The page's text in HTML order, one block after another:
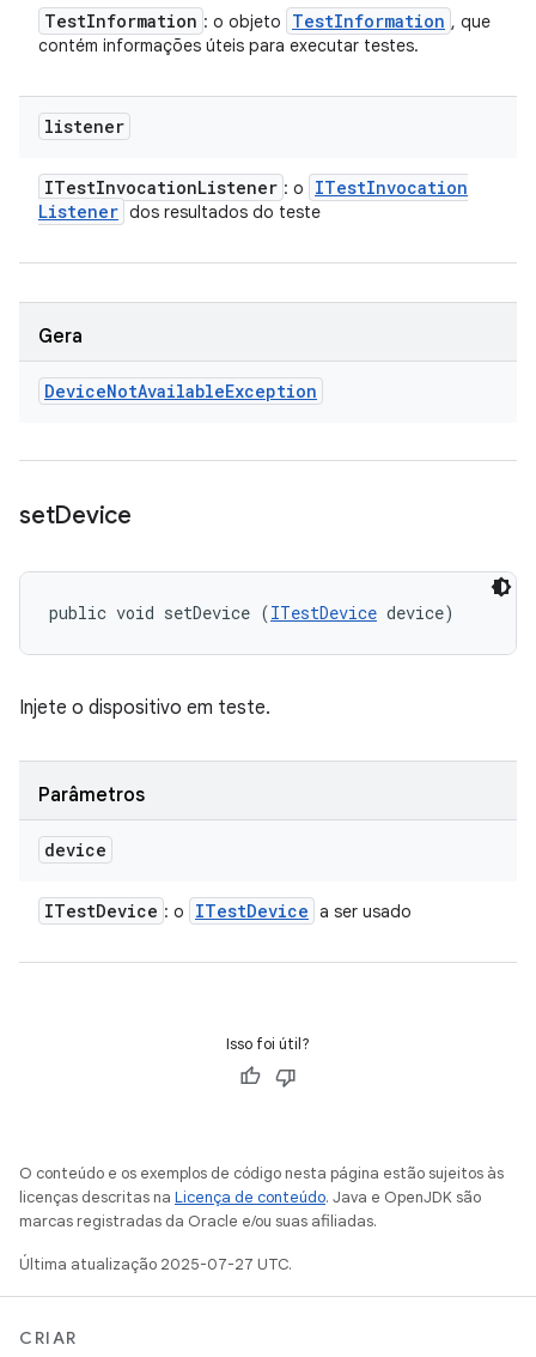
TestInformation : o objeto TestInformation , que
contém informações úteis para executar testes.
listener
ITestInvocationListener : o ITestInvocation
Listener dos resultados do teste
Gera
DeviceNotAvailableException
setDevice
public void setDevice (ITestDevice device)
Injete o dispositivo em teste.
Parâmetros
device
ITestDevice : o ITestDevice a ser usado
Isso foi útil?
O conteúdo e os exemplos de código nesta página estão sujeitos às
licenças descritas na Licença de conteúdo. Java e OpenJDK são
marcas registradas da Oracle e/ou suas afiliadas.
Última atualização 2025-07-27 UTC.
CRIAR